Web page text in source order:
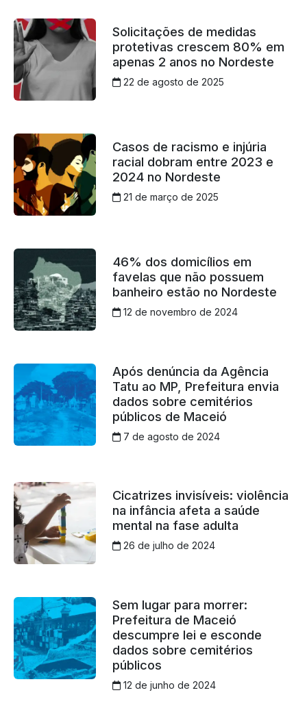
Solicitações de medidas
protetivas crescem 80% em
apenas 2 anos no Nordeste
22 de agosto de 2025
Casos de racismo e injúria
racial dobram entre 2023 e
2024 no Nordeste
21 de março de 2025
46% dos domicílios em
favelas que não possuem
banheiro estão no Nordeste
12 de novembro de 2024
Após denúncia da Agência
Tatu ao MP, Prefeitura envia
dados sobre cemitérios
públicos de Maceió
7 de agosto de 2024
Cicatrizes invisíveis: violência
na infância afeta a saúde
mental na fase adulta
26 de julho de 2024
Sem lugar para morrer:
Prefeitura de Maceió
descumpre lei e esconde
dados sobre cemitérios
públicos
12 de junho de 2024